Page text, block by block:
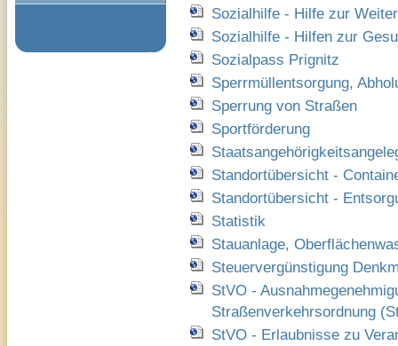
Sozialhilfe - Hilfe zur
Sozialhilfe - Hilfen zur
Sozialpass Prignitz
Sperrmüllentsorgung,
Sperrung von Straßen
Sportförderung
Standortübersicht -
Standortübersicht -
Statistik
Stauanlage,
Steuervergünstigung
StVO -
Straßenverkehrsordnung
StVO - Erlaubnisse zu